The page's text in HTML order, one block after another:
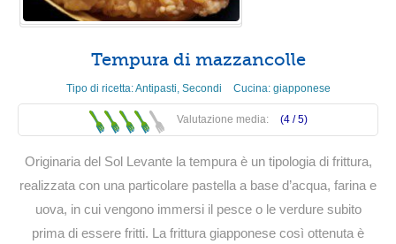
Tempura di mazzancolle
Tipo di ricetta:Antipasti Secondi Cucina: giapponese
Valutazione media: (4 /5)
Originaria del Sol Levante la tempura è un tipologia di frittura,
realizzata con una particolare pastella a base d’acqua, farina e
uova, in cui vengono immersi il pesce o le verdure subito
prima di essere fritti. La frittura giapponese così ottenuta è